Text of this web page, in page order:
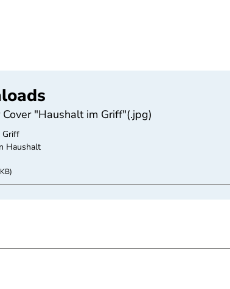
"Haushalt im Griff"(.jpg)
Griff
Haushalt